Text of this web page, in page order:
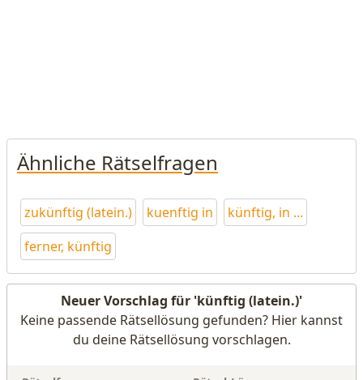
Ähnliche Rätselfragen
zukünftig (latein.) kuenftig in
künftig, in ...
ferner, künftig
Neuer Vorschlag für 'künftig (latein.)'
Keine passende Rätsellösung gefunden? Hier kannst
du deine Rätsellösung vorschlagen.